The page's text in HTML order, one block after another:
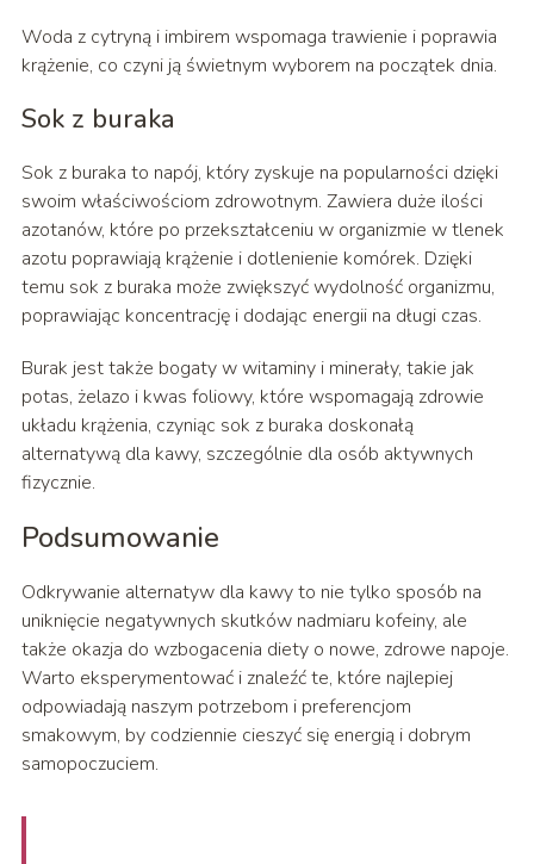
Woda z cytryną i imbirem wspomaga trawienie i poprawia
krążenie, co czyni ją świetnym wyborem na początek dnia.
Sok z buraka
Sok z buraka to napój, który zyskuje na popularności dzięki
swoim właściwościom zdrowotnym. Zawiera duże ilości
azotanów, które po przekształceniu w organizmie w tlenek
azotu poprawiają krążenie i dotlenienie komórek. Dzięki
temu sok z buraka może zwiększyć wydolność organizmu,
poprawiając koncentrację i dodając energii na długi czas.
Burak jest także bogaty w witaminy i minerały, takie jak
potas, żelazo i kwas foliowy, które wspomagają zdrowie
układu krążenia, czyniąc sok z buraka doskonałą
alternatywą dla kawy, szczególnie dla osób aktywnych
fizycznie.
Podsumowanie
Odkrywanie alternatyw dla kawy to nie tylko sposób na
uniknięcie negatywnych skutków nadmiaru kofeiny, ale
także okazja do wzbogacenia diety o nowe, zdrowe napoje.
Warto eksperymentować i znaleźć te, które najlepiej
odpowiadają naszym potrzebom i preferencjom
smakowym, by codziennie cieszyć się energią i dobrym
samopoczuciem.